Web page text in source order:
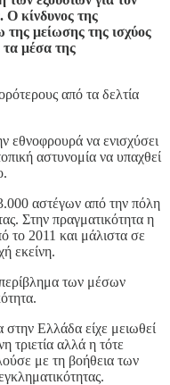
Ο κίνδυνος της
μείωσης της ισχύος
τα μέσα της
από τα δελτία
εθνοφρουρά να ενισχύσει
αστυνομία να υπαχθεί
αστέγων από την πόλη
Στην πραγματικότητα η
το 2011 και μάλιστα σε
εκείνη.
των μέσων
στην Ελλάδα είχε μειωθεί
τριετία αλλά η τότε
με τη βοήθεια των